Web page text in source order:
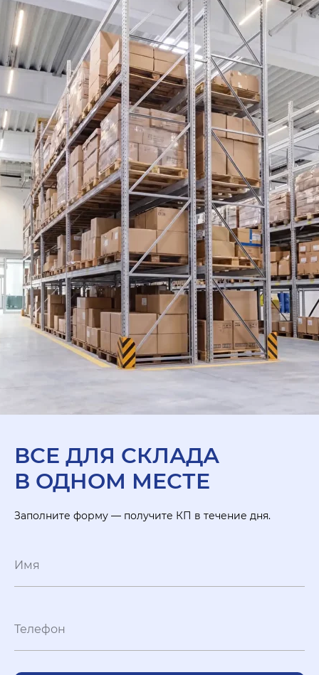
ВСЕ ДЛЯ СКЛАДА
В ОДНОМ МЕСТЕ
Заполните форму — получите КП в течение дня.